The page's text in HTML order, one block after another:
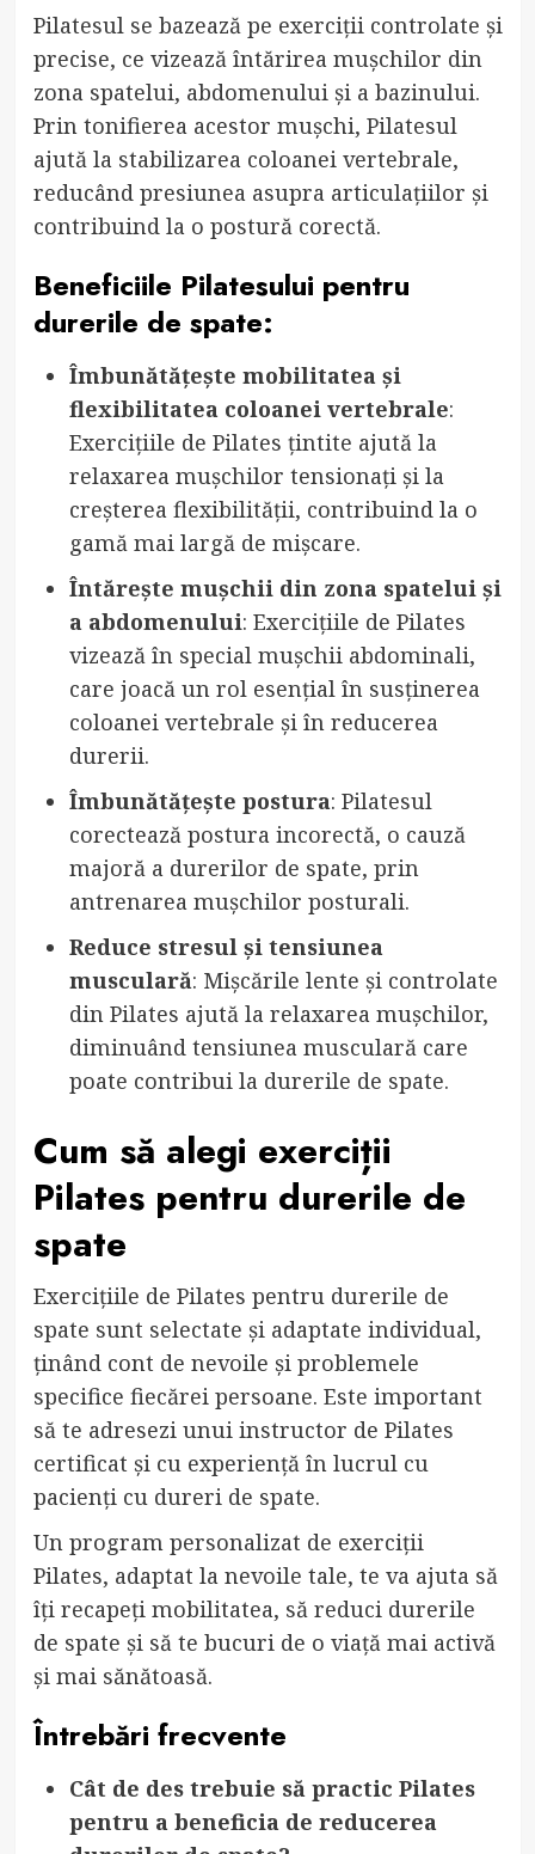
Pilatesul se bazează pe exerciții controlate și
precise, ce vizează întărirea mușchilor din
zona spatelui, abdomenului și a bazinului.
Prin tonifierea acestor mușchi, Pilatesul
ajută la stabilizarea coloanei vertebrale,
reducând presiunea asupra articulațiilor și
contribuind la o postură corectă.
Beneficiile Pilatesului pentru
durerile de spate:
Îmbunătățește mobilitatea și
flexibilitatea coloanei vertebrale:
Exercițiile de Pilates țintite ajută la
relaxarea mușchilor tensionați și la
creșterea flexibilității, contribuind la o
gamă mai largă de mișcare.
Întărește mușchii din zona spatelui și
a abdomenului: Exercițiile de Pilates
vizează în special mușchii abdominali,
care joacă un rol esențial în susținerea
coloanei vertebrale și în reducerea
durerii.
Îmbunătățește postura: Pilatesul
corectează postura incorectă, o cauză
majoră a durerilor de spate, prin
antrenarea mușchilor posturali.
Reduce stresul și tensiunea
musculară: Mișcările lente și controlate
din Pilates ajută la relaxarea mușchilor,
diminuând tensiunea musculară care
poate contribui la durerile de spate.
Cum să alegi exerciții
Pilates pentru durerile de
spate
Exercițiile de Pilates pentru durerile de
spate sunt selectate și adaptate individual,
ținând cont de nevoile și problemele
specifice fiecărei persoane. Este important
să te adresezi unui instructor de Pilates
certificat și cu experiență în lucrul cu
pacienți cu dureri de spate.
Un program personalizat de exerciții
Pilates, adaptat la nevoile tale, te va ajuta să
îți recapeți mobilitatea, să reduci durerile
de spate și să te bucuri de o viață mai activă
și mai sănătoasă.
Întrebări frecvente
Cât de des trebuie să practic Pilates
pentru a beneficia de reducerea